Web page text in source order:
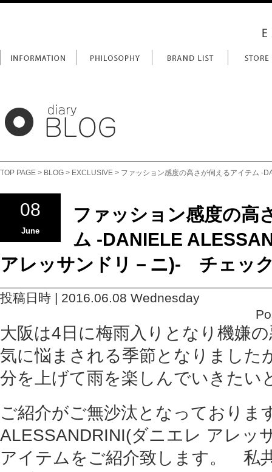
TOP PAGE > BLOG > EXCLUSIVE > ファッション感度の高さが伺えるアイテム -
08
June
ファッション感度の高
ム -DANIELE
アレッサンドリ－ニ)- チェッ
投稿日時 | 2016.06.08 Wednesday
大阪は4日に梅雨入りとなり機嫌
気に悩まされる季節となりました
分を上げて雨を楽しんでいきたい
ご紹介がご無沙汰となっておりま
ALESSANDRINI(ダニエレ アレッ
アイテムをご紹介致します。 私